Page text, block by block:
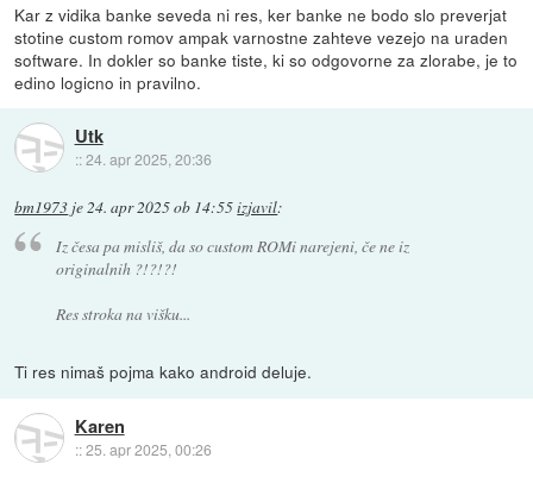
Kar z vidika banke seveda ni res, ker banke ne bodo slo preverjat
stotine custom romov ampak varnostne zahteve vezejo na uraden
software. In dokler so banke tiste, ki so odgovorne za zlorabe, je to
edino logicno in pravilno.
Utk
::24. apr 2025, 20:36
bm1973 je24. apr 2025 ob 14:55izjavil:
Iz česa pa misliš, da so custom ROMi narejeni, če ne iz
originalnih ?!?!?!
Res stroka na višku...
Ti res nimaš pojma kako android deluje.
Karen
::25. apr 2025, 00:26